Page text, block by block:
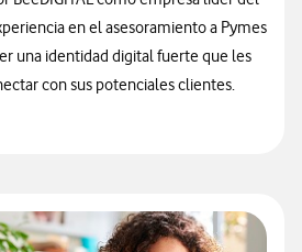
en el asesoramiento a Pymes
una identidad digital fuerte que les
con sus potenciales clientes.